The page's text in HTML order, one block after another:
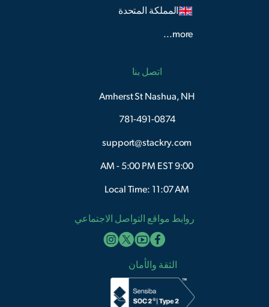
المملكة المتحدة
more...
اتصل بنا
Amherst St Nashua, NH
781-491-0874
support@stackry.com
9:00 AM - 5:00 PM EST
Local Time: 11:07 AM
روابط مواقع التواصل الاجتماعي
الثقة والأمان